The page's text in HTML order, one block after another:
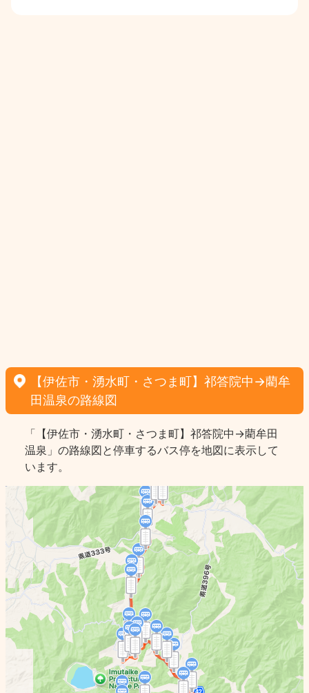
【伊佐市・湧水町・さつま町】祁答院中→藺牟
田温泉の路線図
「【伊佐市・湧水町・さつま町】祁答院中→藺牟田
温泉」の路線図と停車するバス停を地図に表示して
います。